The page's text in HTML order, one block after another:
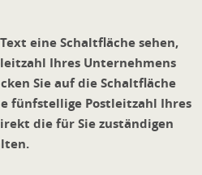
eine Schaltfläche sehen,
Ihres Unternehmens
Sie auf die Schaltfläche
fünfstellige Postleitzahl Ihres
die für Sie zuständigen